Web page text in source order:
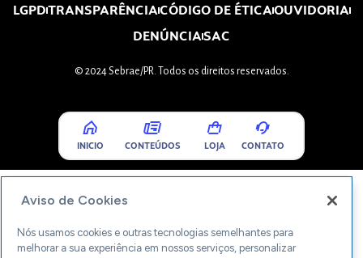
LGPDTRANSPARÊNCIACÓDIGO DE ÉTICAOUVIDORIA
DENÚNCIASAC
© 2024 Sebrae/PR. Todos os direitos reservados.
INICIO CONTEÚDOS LOJA CONTATO
Aviso de Cookies
Nós usamos cookies e outras tecnologias semelhantes para
melhorar a sua experiência em nossos serviços, personalizar